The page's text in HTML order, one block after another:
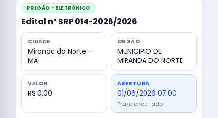
PREGÃO - ELETRÔNICO
Edital nº SRP 014-2026/2026
CIDADE
Miranda do Norte —
MA
ÓRGÃO
MUNICIPIO DE
MIRANDA DO NORTE
VALOR
R$ 0,00
ABERTURA
01/06/2026 07:00
Prazo encerrado